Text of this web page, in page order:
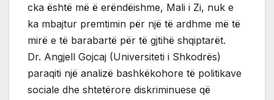
cka është më ë erëndëishme, Mali i Zi, nuk e
ka mbajtur premtimin për një të ardhme më të
mirë e të barabartë për të gjtihë shqiptarët.
Dr. Angjell Gojcaj (Universiteti i Shkodrës)
paraqiti një analizë bashkëkohore të politikave
sociale dhe shtetërore diskriminuese që